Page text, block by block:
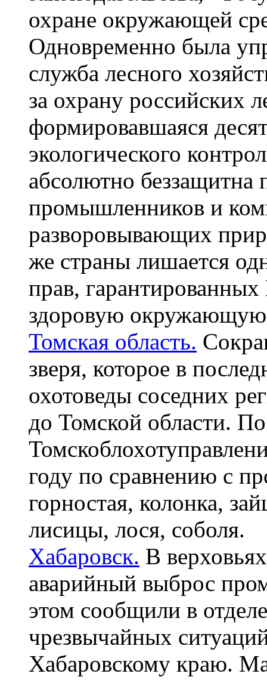
охране окружающей
Одновременно была
служба лесного
за охрану российских
формировавшаяся
экологического
абсолютно беззащитна
промышленников и
разворовывающих
же страны лишается
прав,
здоровую окружающую
Томская область.
зверя, которое в
охотоведы соседних
до Томской области.
году по сравнению с
горностая, колонка,
лисицы, лося, соболя.
Хабаровск. В
аварийный выброс
этом сообщили в
чрезвычайных
Хабаровскому краю.